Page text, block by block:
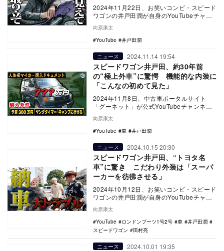
2024年11月22日、お笑いコンビ・スピード
ワゴンの井戸田潤が自身のYouTubeチャン
…
向原康太
YouTube
井戸田潤
ニュース 2024.11.14 19:54
スピードワゴン井戸田、約30年前
の“極上外車”に驚愕 機能的な内装に
「こんなの初めて見た」
2024年11月8日、中古車ポータルサイト
「グーネット」が公式YouTubeチャンネル
井戸…
向原康太
YouTube
車 井戸田潤
ニュース 2024.10.15 20:30
スピードワゴン井戸田、“トヨタ名
車”に驚き こだわり外装は「スーパ
ーカーを彷彿させる」
2024年10月12日、お笑いコンビ・スピード
ワゴンの井戸田潤が自身のYouTubeチャン
ツ…
向原康太
YouTube
ロンドンブーツ1号2号 車
井戸田潤
スピードワゴン
田村亮
ニュース 2024.10.01 19:35